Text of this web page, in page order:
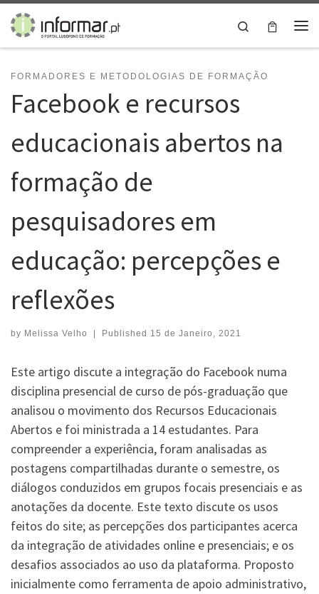
Skip to content
Search
FORMADORES E METODOLOGIAS DE FORMAÇÃO
Facebook e recursos
educacionais abertos na
formação de
pesquisadores em
educação: percepções e
reflexões
by Melissa Velho Published 15 de Janeiro, 2021
Este artigo discute a integração do Facebook numa
disciplina presencial de curso de pós-graduação que
analisou o movimento dos Recursos Educacionais
Abertos e foi ministrada a 14 estudantes. Para
compreender a experiência, foram analisadas as
postagens compartilhadas durante o semestre, os
diálogos conduzidos em grupos focais presenciais e as
anotações da docente. Este texto discute os usos
feitos do site; as percepções dos participantes acerca
da integração de atividades online e presenciais; e os
desafios associados ao uso da plataforma. Proposto
inicialmente como ferramenta de apoio administrativo,